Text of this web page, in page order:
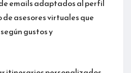
emails adaptados al perfil
asesores virtuales que
gustos y